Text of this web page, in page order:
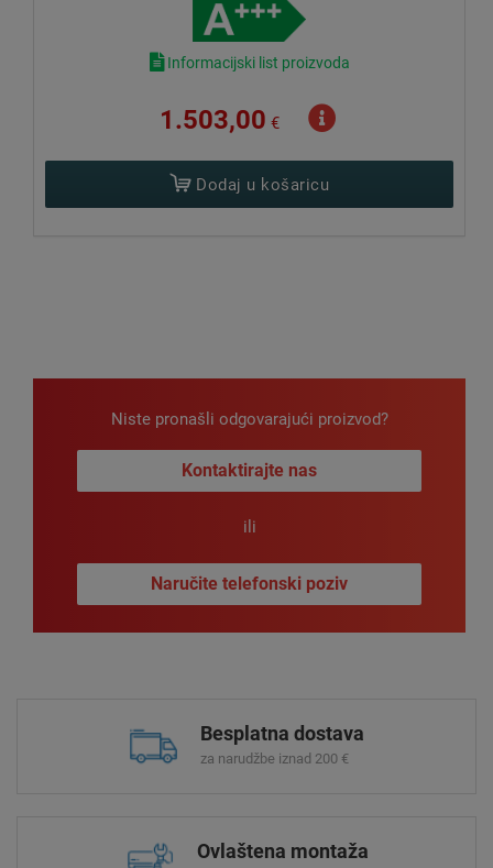
Informacijski list proizvoda
1.503,00 €
Dodaj u košaricu
Niste pronašli odgovarajući proizvod?
Kontaktirajte nas
ili
Naručite telefonski poziv
Besplatna dostava
za narudžbe iznad 200 €
Ovlaštena montaža